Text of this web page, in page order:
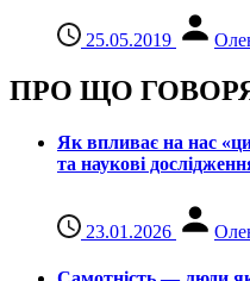
25.05.2019
ПРО ЩО
Як впливає на нас
та наукові
23.01.2026